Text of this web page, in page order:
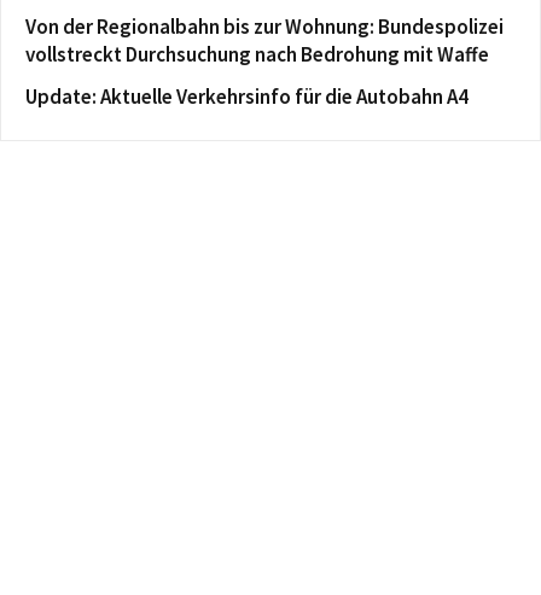
Von der Regionalbahn bis zur Wohnung: Bundespolizei
vollstreckt Durchsuchung nach Bedrohung mit Waffe
Update: Aktuelle Verkehrsinfo für die Autobahn A4